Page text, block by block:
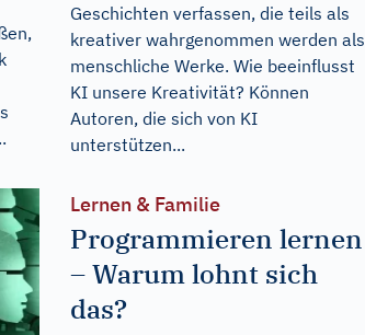
Geschichten verfassen, die teils als
kreativer wahrgenommen werden als
menschliche Werke. Wie beeinflusst
KI unsere Kreativität? Können
Autoren, die sich von KI
unterstützen...
Lernen & Familie
Programmieren lernen
– Warum lohnt sich
das?